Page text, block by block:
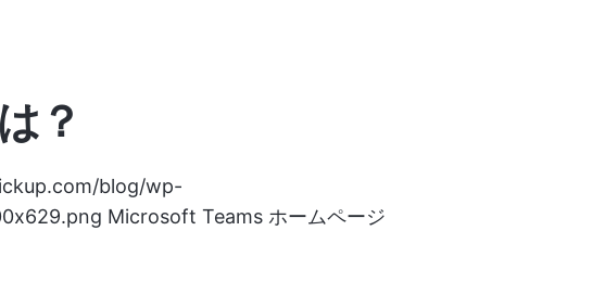
？
blog/wp-
Microsoft Teams ホームページ